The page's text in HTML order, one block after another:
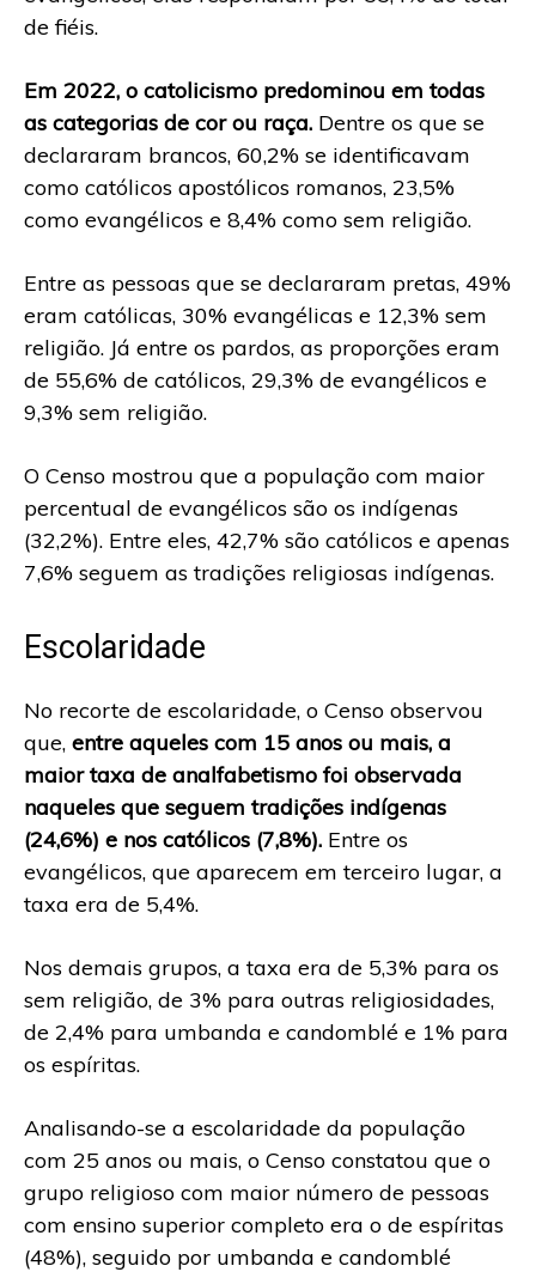
de fiéis.
Em 2022, o catolicismo predominou em todas
as categorias de cor ou raça. Dentre os que se
declararam brancos, 60,2% se identificavam
como católicos apostólicos romanos, 23,5%
como evangélicos e 8,4% como sem religião.
Entre as pessoas que se declararam pretas, 49%
eram católicas, 30% evangélicas e 12,3% sem
religião. Já entre os pardos, as proporções eram
de 55,6% de católicos, 29,3% de evangélicos e
9,3% sem religião.
O Censo mostrou que a população com maior
percentual de evangélicos são os indígenas
(32,2%). Entre eles, 42,7% são católicos e apenas
7,6% seguem as tradições religiosas indígenas.
Escolaridade
No recorte de escolaridade, o Censo observou
que, entre aqueles com 15 anos ou mais, a
maior taxa de analfabetismo foi observada
naqueles que seguem tradições indígenas
(24,6%) e nos católicos (7,8%). Entre os
evangélicos, que aparecem em terceiro lugar, a
taxa era de 5,4%.
Nos demais grupos, a taxa era de 5,3% para os
sem religião, de 3% para outras religiosidades,
de 2,4% para umbanda e candomblé e 1% para
os espíritas.
Analisando-se a escolaridade da população
com 25 anos ou mais, o Censo constatou que o
grupo religioso com maior número de pessoas
com ensino superior completo era o de espíritas
(48%), seguido por umbanda e candomblé